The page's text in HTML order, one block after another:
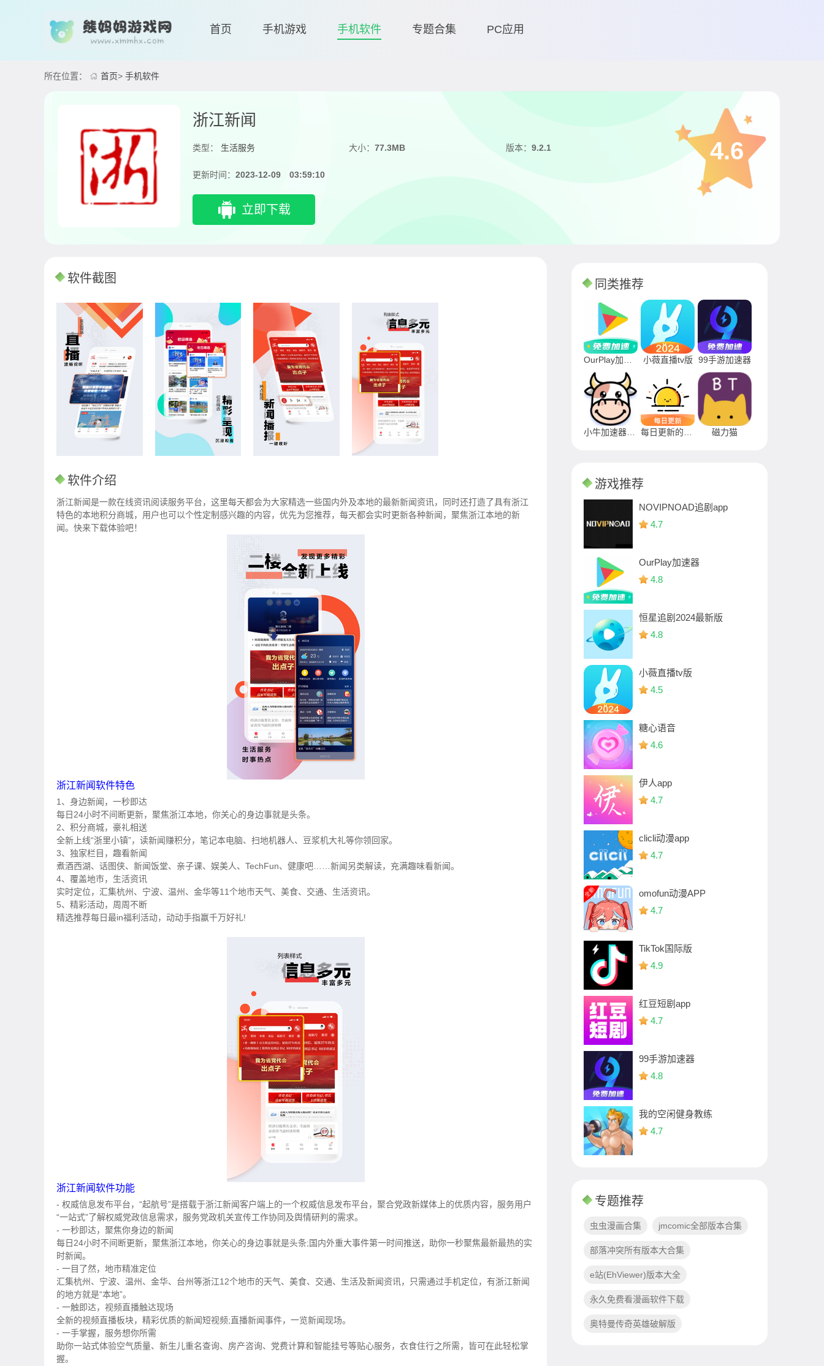
首页 手机游戏 手机软件 专题合集 PC应用
所在位置： 首页> 手机软件
浙江新闻
类型： 生活服务 大小：77.3MB 版本： 9.2.1
更新时间： 2023-12-09 03:59:10
立即下载
4.6
软件截图
软件介绍
浙江新闻是一款在线资讯阅读服务平台，这里每天都会为大家精选一些国内外及本地的最新新闻资讯，同时还打造了具有浙江
特色的本地积分商城，用户也可以个性定制感兴趣的内容，优先为您推荐，每天都会实时更新各种新闻，聚焦浙江本地的新
闻。快来下载体验吧！
浙江新闻软件特色
1、身边新闻，一秒即达
每日24小时不间断更新，聚焦浙江本地，你关心的身边事就是头条。
2、积分商城，豪礼相送
全新上线“浙里小镇”，读新闻赚积分，笔记本电脑、扫地机器人、豆浆机大礼等你领回家。
3、独家栏目，趣看新闻
煮酒西湖、话图侠、新闻饭堂、亲子课、娱美人、TechFun、健康吧……新闻另类解读，充满趣味看新闻。
4、覆盖地市，生活资讯
实时定位，汇集杭州、宁波、温州、金华等11个地市天气、美食、交通、生活资讯。
5、精彩活动，周周不断
精选推荐每日最in福利活动，动动手指赢千万好礼!
浙江新闻软件功能
- 权威信息发布平台，“起航号”是搭载于浙江新闻客户端上的一个权威信息发布平台，聚合党政新媒体上的优质内容，服务用户
“一站式”了解权威党政信息需求，服务党政机关宣传工作协同及舆情研判的需求。
- 一秒即达，聚焦你身边的新闻
每日24小时不间断更新，聚焦浙江本地，你关心的身边事就是头条;国内外重大事件第一时间推送，助你一秒聚焦最新最热的实
时新闻。
- 一目了然，地市精准定位
汇集杭州、宁波、温州、金华、台州等浙江12个地市的天气、美食、交通、生活及新闻资讯，只需通过手机定位，有浙江新闻
的地方就是“本地”。
- 一触即达，视频直播触达现场
全新的视频直播板块，精彩优质的新闻短视频;直播新闻事件，一览新闻现场。
- 一手掌握，服务想你所需
助你一站式体验空气质量、新生儿重名查询、房产咨询、党费计算和智能挂号等贴心服务，衣食住行之所需，皆可在此轻松掌
握。
同类推荐
小薇直播tv版 99手游加速器
磁力猫
游戏推荐
NOVIPNOAD追剧app
4.7
OurPlay加速器
4.8
恒星追剧2024最新版
4.8
小薇直播tv版
4.5
糖心语音
4.6
伊人app
4.7
clicli动漫app
4.7
omofun动漫APP
4.7
TikTok国际版
4.9
红豆短剧app
4.7
99手游加速器
4.8
我的空闲健身教练
4.7
专题推荐
虫虫漫画合集 jmcomic全部版本合集
部落冲突所有版本大合集
e站(EhViewer)版本大全
永久免费看漫画软件下载
奥特曼传奇英雄破解版